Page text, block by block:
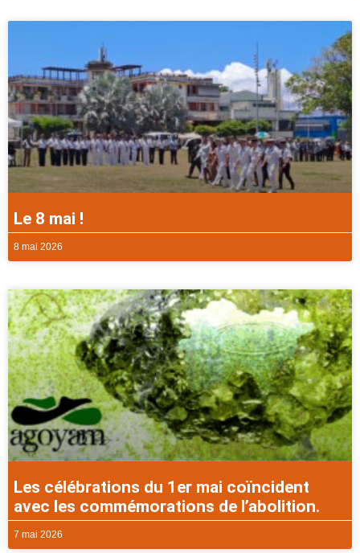
Le 8 mai !
8 mai 2026
Les célébrations du 1er mai coïncident
avec les commémorations de l’abolition.
7 mai 2026